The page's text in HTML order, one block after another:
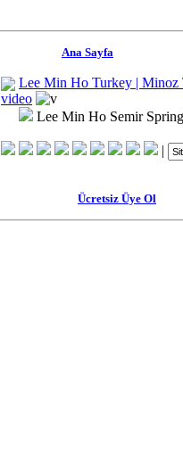
Ana Sayfa
Lee Min Ho Turkey | Minoz
video
Lee Min Ho Semir
|
Ücretsiz Üye Ol